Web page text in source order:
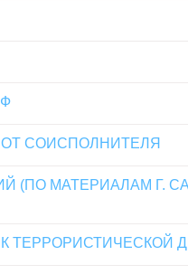
СОИСПОЛНИТЕЛЯ
МАТЕРИАЛАМ Г.
ТЕРРОРИСТИЧЕСКОЙ